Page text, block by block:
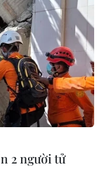
2 người tử